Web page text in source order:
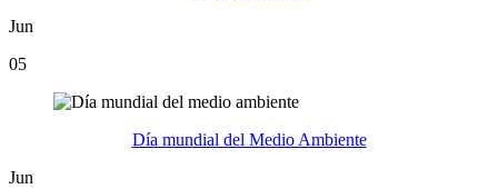
Jun
05
Día mundial del Medio Ambiente
Jun